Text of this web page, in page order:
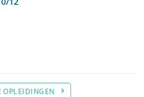
OPLEIDINGEN